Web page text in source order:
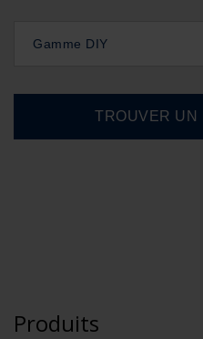
Gamme DIY
Produits